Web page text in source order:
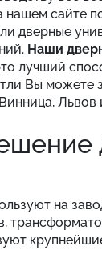
нашем сайте
дверные
Наши
лучший
Вы можете
Львов
на